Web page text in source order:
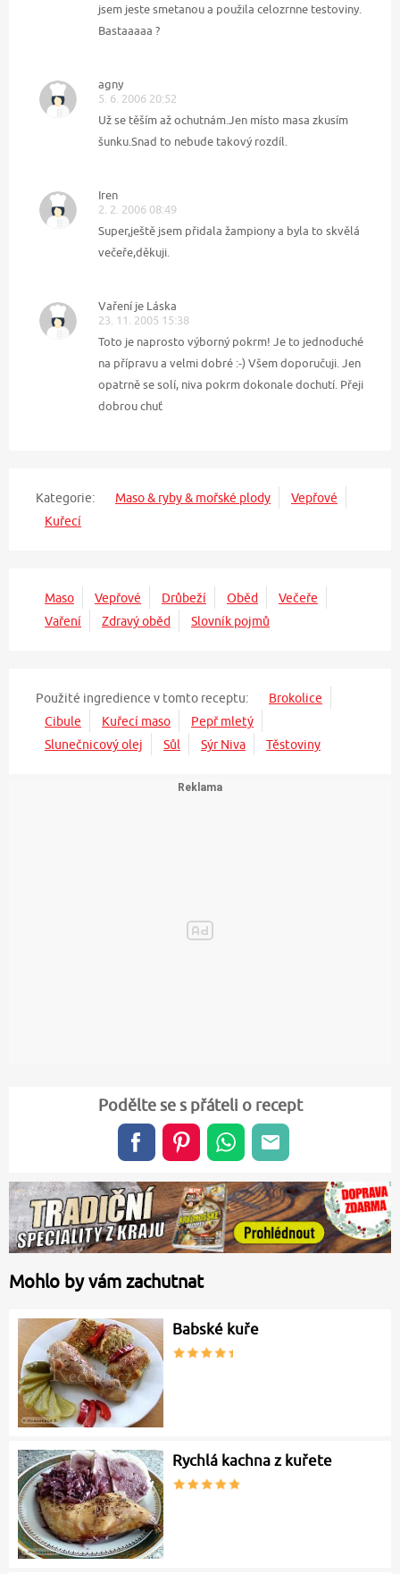
jsem jeste smetanou a použila celozrnne testoviny.
Bastaaaaa ?
agny
5. 6. 2006 20:52
Už se těším až ochutnám.Jen místo masa zkusím
šunku.Snad to nebude takový rozdíl.
Iren
2. 2. 2006 08:49
Super,ještě jsem přidala žampiony a byla to skvělá
večeře,děkuji.
Vaření je Láska
23. 11. 2005 15:38
Toto je naprosto výborný pokrm! Je to jednoduché
na přípravu a velmi dobré :-) Všem doporučuji. Jen
opatrně se solí, niva pokrm dokonale dochutí. Přeji
dobrou chuť
Kategorie: Maso & ryby & mořské plody
Vepřové
Kuřecí
Maso Vepřové Drůbeží Oběd
Večeře
Vaření
Zdravý oběd Slovník pojmů
Použité ingredience v tomto receptu:
Brokolice
Cibule
Kuřecí maso
Pepř mletý
Slunečnicový olej
Sůl Sýr Niva Těstoviny
Podělte se s přáteli o recept
Mohlo by vám zachutnat
Babské kuře
Rychlá kachna z kuřete